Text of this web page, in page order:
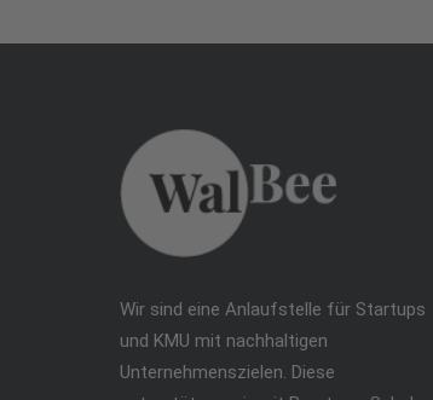
Wir sind eine Anlaufstelle für Startups
und KMU mit nachhaltigen
Unternehmenszielen. Diese